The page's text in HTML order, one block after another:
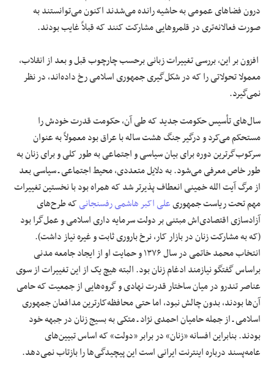
درون فضاهای عمومی به حاشیه رانده می‌شدند اکنون می‌توانستند به
صورت فعالانه‌تری در قلمروهایی مشارکت کنند که قبلاً غایب بودند.
افزون بر این، بررسی تغییرات زبانی برحسب چارچوب قبل و بعد از انقلاب،
معمولا تحولاتی را که در شکل‌گیری جمهوری اسلامی رخ داده‌اند، در نظر
نمی‌گیرد.
سال‌های تأسیس حکومت جدید که طی آن، حکومت قدرت خودش را
مستحکم می‌کرد و درگیر جنگ هشت ساله با عراق بود معمولاً به عنوان
سرکوب‌‌گرترین دوره برای بیان سیاسی و اجتماعی به طور کلی و برای زنان به
طور خاص معرفی می‌شود. به دلایل متعددی، محیط اجتماعی ـ سیاسی بعد
از مرگ آیت الله خمینی انعطاف پذیرتر شد که همراه بود با نخستین تغییرات
مهم تحت ریاست جمهوریعلی اکبر هاشمی رفسنجانیکه طرح‌های
آزادسازی اقتصادی‌اش مبتنی بر دولت سرمایه داری اسلامی و عمل‌گرا بود
(که به مشارکت زنان در بازار کار، نرخ باروری ثابت و غیره نیاز داشت).
انتخاب محمد خاتمی در سال ۱۳۷۶ و حمایت او از ایجاد جامعه مدنی
براساس گفتگو نیازمند ادغام زنان بود. البته هیچ یک از این تغییرات از سوی
عناصر تندرو در میان ساختار قدرت نهادی و گروه‌هایی از جمعیت که حامی
آن‌ها بودند، بدون چالش نبود، اما حتی محافظه‌کارترین مدافعان جمهوری
اسلامی ـ از جمله حامیان احمدی نژاد ـ متکی به بسیج زنان در جبهه خود
بودند. بنابراین افسانه «زنان» در برابر «دولت» که اساس تبیین‌های
عامه‌پسند درباره اینترنت ایرانی است این پیچیدگی‌ها را بازتاب نمی‌دهد.